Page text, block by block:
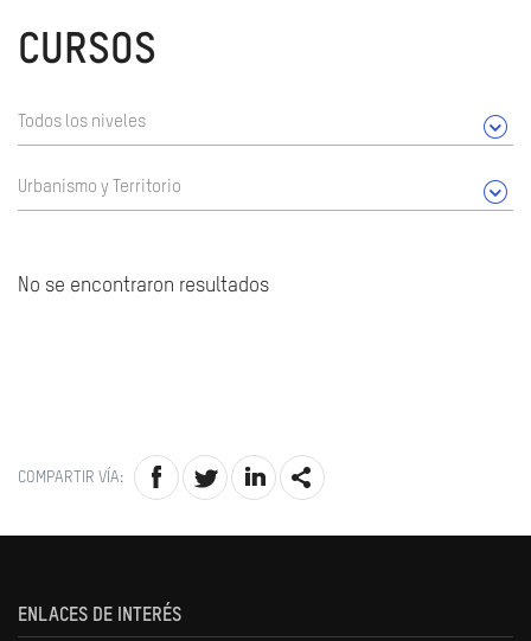
CURSOS
Todos los niveles
Urbanismo y Territorio
No se encontraron resultados
COMPARTIR VÍA:
ENLACES DE INTERÉS